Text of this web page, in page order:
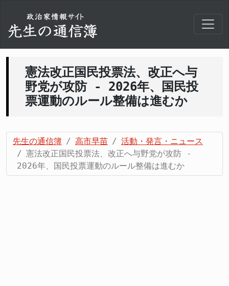
憲法改正国民投票法、改正へ与
野党が攻防 - 2026年、国民投
票運動のルール整備は進むか
先生の通信簿 高市早苗
活動・発言・ニュース
憲法改正国民投票法、改正へ与野党が攻防 -
2026年、国民投票運動のルール整備は進むか